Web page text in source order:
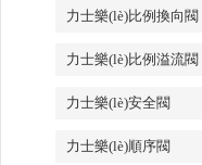
力士樂(lè)比例換向閥
力士樂(lè)比例溢流閥
力士樂(lè)安全閥
力士樂(lè)順序閥